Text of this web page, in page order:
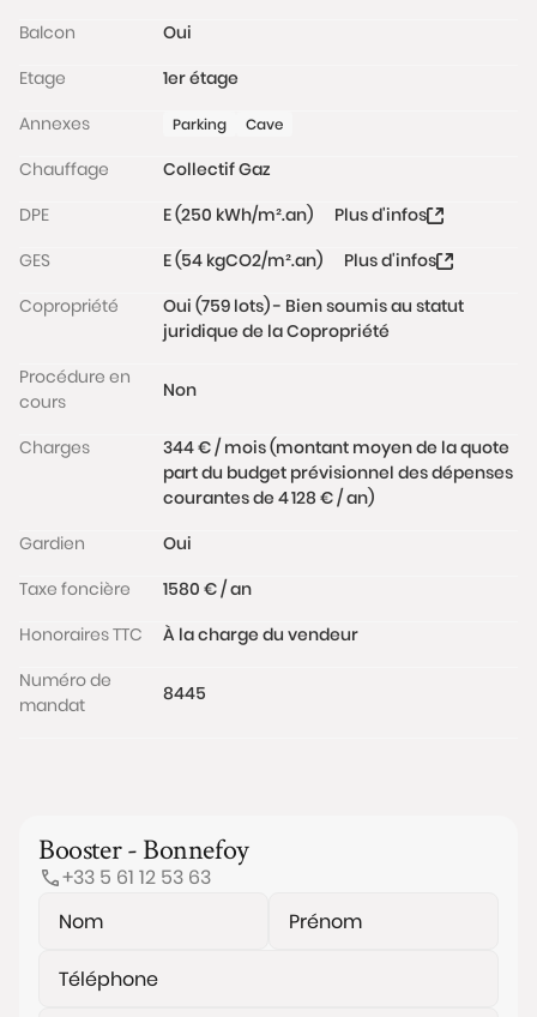
Balcon
Oui
Etage
1er étage
Annexes
Parking Cave
Chauffage
Collectif Gaz
DPE
E (250 kWh/m².an)
Plus d'infos
GES
E (54 kgCO2/m².an)
Plus d'infos
Copropriété
Oui (759 lots) - Bien soumis au statut
juridique de la Copropriété
Procédure en
cours
Non
Charges
344 € / mois (montant moyen de la quote
part du budget prévisionnel des dépenses
courantes de 4 128 € / an)
Gardien
Oui
Taxe foncière
1580 € / an
Honoraires TTC
À la charge du vendeur
Numéro de
mandat
8445
Booster - Bonnefoy
+33 5 61 12 53 63